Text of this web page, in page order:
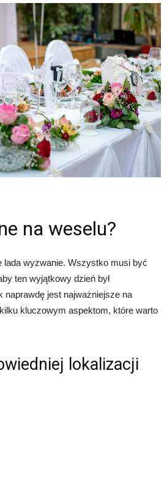
na weselu?
lada wyzwanie. Wszystko musi być
ten wyjątkowy dzień był
naprawdę jest najważniejsze na
kluczowym aspektom, które warto
lokalizacji